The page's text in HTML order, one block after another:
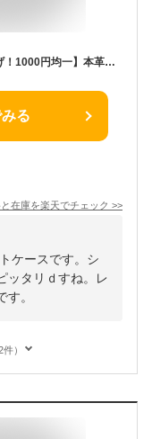
【24h限定8%OFFクーポン配布！】【値下げ！1000円均一】本革 パスポートケース パスポートカバー ビジネス カジュアル 大容量 カーボン 旅行 パスポート メンズ レディース おしゃれ かっこいい シンプル ギフト プレゼント パケット
る
在庫を楽天でチェック >>
ケースです。シ
ッタリｄすね。レ
。
）